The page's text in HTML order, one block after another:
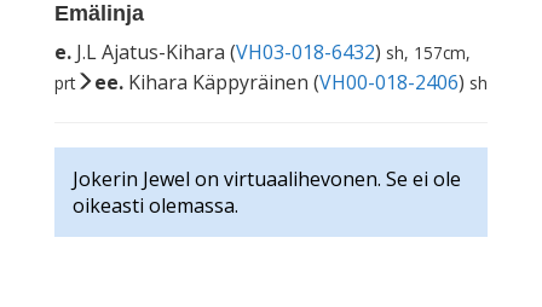
Emälinja
e. J.L Ajatus-Kihara (VH03-018-6432) sh, 157cm,
prt
ee. Kihara Käppyräinen (VH00-018-2406) sh
Jokerin Jewel on virtuaalihevonen. Se ei ole
oikeasti olemassa.